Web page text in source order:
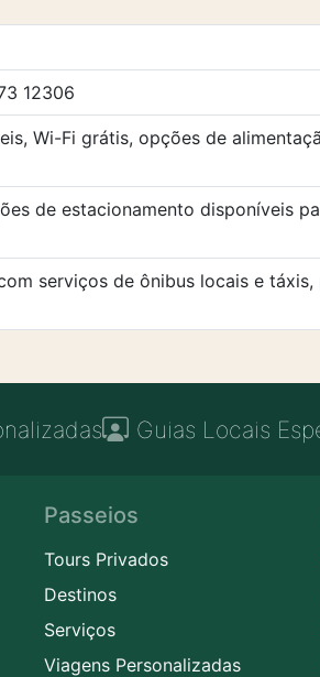
12306
Wi-Fi grátis, opções de
de estacionamento disponíveis
serviços de ônibus locais e
Guias Locais
Passeios
Tours Privados
Destinos
Serviços
Viagens Personalizadas